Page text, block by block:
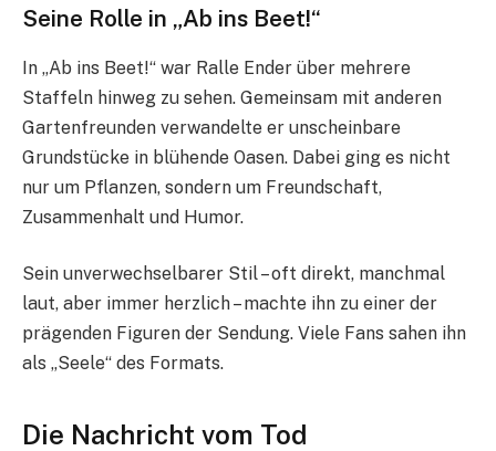
Seine Rolle in „Ab ins Beet!“
In „Ab ins Beet!“ war Ralle Ender über mehrere
Staffeln hinweg zu sehen. Gemeinsam mit anderen
Gartenfreunden verwandelte er unscheinbare
Grundstücke in blühende Oasen. Dabei ging es nicht
nur um Pflanzen, sondern um Freundschaft,
Zusammenhalt und Humor.
Sein unverwechselbarer Stil – oft direkt, manchmal
laut, aber immer herzlich – machte ihn zu einer der
prägenden Figuren der Sendung. Viele Fans sahen ihn
als „Seele“ des Formats.
Die Nachricht vom Tod